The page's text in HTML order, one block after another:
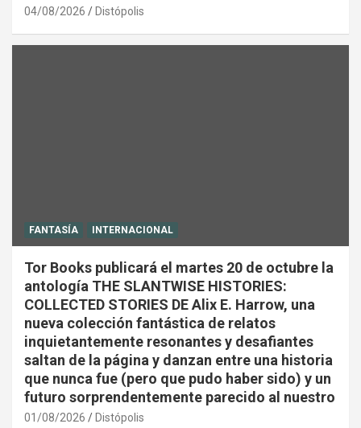
04/08/2026 Distópolis
FANTASÍA INTERNACIONAL
Tor Books publicará el martes 20 de octubre la
antología THE SLANTWISE HISTORIES:
COLLECTED STORIES DE Alix E. Harrow, una
nueva colección fantástica de relatos
inquietantemente resonantes y desafiantes
saltan de la página y danzan entre una historia
que nunca fue (pero que pudo haber sido) y un
futuro sorprendentemente parecido al nuestro
01/08/2026 Distópolis